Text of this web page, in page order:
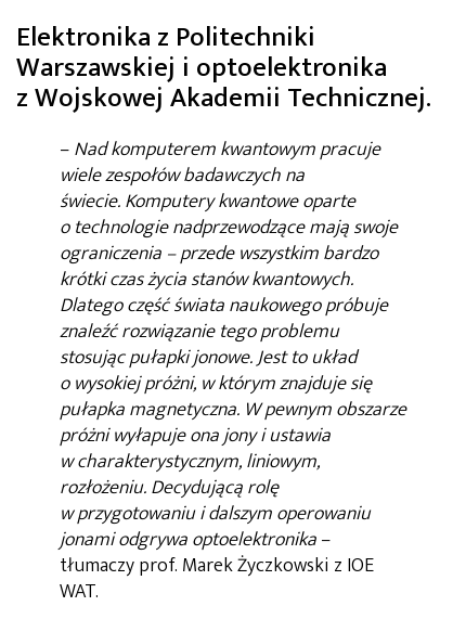
Elektronika z Politechniki
Warszawskiej i optoelektronika
z Wojskowej Akademii Technicznej.
–Nad komputerem kwantowym pracuje
wiele zespołów badawczych na
świecie.Komputery kwantowe oparte
o technologie nadprzewodzące mają swoje
ograniczenia – przede wszystkim bardzo
krótki czas życia stanów kwantowych.
Dlatego część świata naukowego próbuje
znaleźć rozwiązanie tego problemu
stosując pułapki jonowe. Jest to układ
o wysokiej próżni, w którym znajduje się
pułapka magnetyczna. W pewnym obszarze
próżni wyłapuje ona jony i ustawia
w charakterystycznym, liniowym,
rozłożeniu. Decydującą rolę
w przygotowaniu i dalszym operowaniu
jonami odgrywa optoelektronika–
tłumaczy prof. Marek Życzkowski z IOE
WAT.